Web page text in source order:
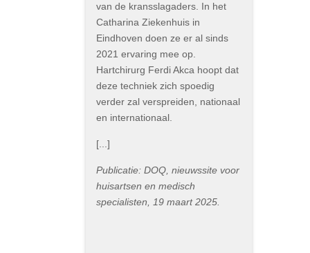
van de kransslagaders. In het
Catharina Ziekenhuis in
Eindhoven doen ze er al sinds
2021 ervaring mee op.
Hartchirurg Ferdi Akca hoopt dat
deze techniek zich spoedig
verder zal verspreiden, nationaal
en internationaal.
[...]
Publicatie: DOQ, nieuwssite voor
huisartsen en medisch
specialisten, 19 maart 2025.